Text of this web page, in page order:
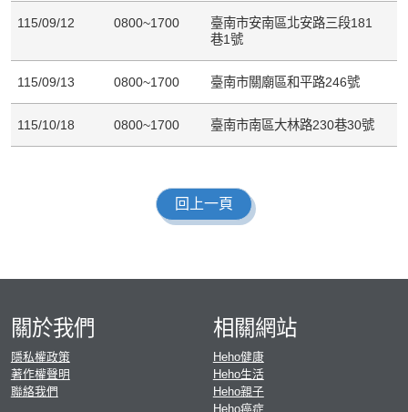
115/09/12 0800~1700
臺南市安南區北安路三段181
巷1號
115/09/13 0800~1700 臺南市關廟區和平路246號
115/10/18 0800~1700 臺南市南區大林路230巷30號
回上一頁
關於我們
隱私權政策
著作權聲明
聯絡我們
相關網站
Heho健康
Heho生活
Heho親子
Heho癌症